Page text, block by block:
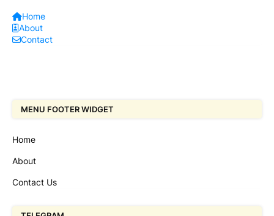
Home
About
Contact
MENU FOOTER WIDGET
Home
About
Contact Us